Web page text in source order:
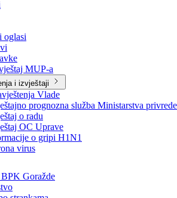
oglasi
MUP-a
i izvještaji
Vlade
prognozna služba Ministarstva privrede
o radu
OC Uprave
o gripi H1N1
virus